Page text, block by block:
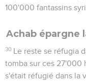
100'000 fantassins
Achab épargne
30 Le reste se réfugia
tomba sur ces 27'000
s'était réfugié dans la